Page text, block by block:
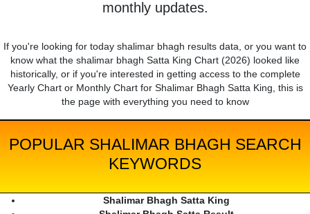
monthly updates.
If you're looking for today shalimar bhagh results data, or you want to
know what the shalimar bhagh Satta King Chart (2026) looked like
historically, or if you're interested in getting access to the complete
Yearly Chart or Monthly Chart for Shalimar Bhagh Satta King, this is
the page with everything you need to know
POPULAR SHALIMAR BHAGH SEARCH
KEYWORDS
Shalimar Bhagh Satta King